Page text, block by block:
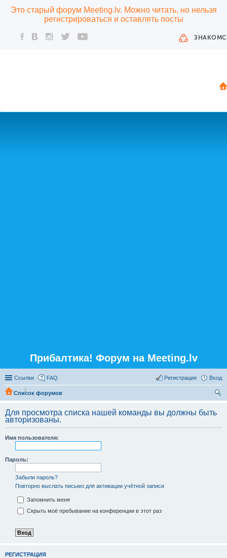
Это старый форум Meeting.lv. Можно читать, но нельзя
регистрироваться и оставлять посты
Прибалтика! Форум на Meeting.lv
Ссылки FAQ Вход
Регистрация
Список форумов
Для просмотра списка нашей команды вы должны быть
авторизованы.
Имя пользователя:
Пароль:
Забыли пароль?
Повторно выслать письмо для активации учётной записи
Запомнить меня
Скрыть моё пребывание на конференции в этот раз
РЕГИСТРАЦИЯ